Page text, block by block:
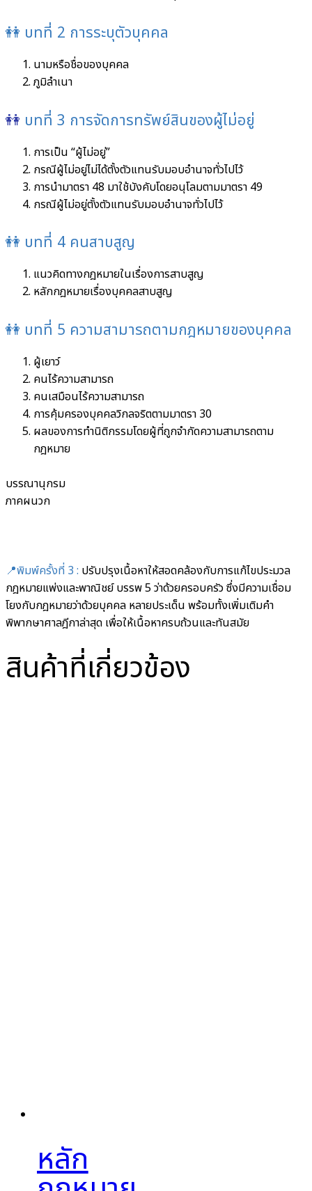
👭 บทที่ 2 การระบุตัวบุคคล
นามหรือชื่อของบุคคล
ภูมิลำเนา
👭 บทที่ 3 การจัดการทรัพย์สินของผู้ไม่อยู่
การเป็น “ผู้ไม่อยู่”
กรณีผู้ไม่อยู่ไม่ได้ตั้งตัวแทนรับมอบอำนาจทั่วไปไว้
การนำมาตรา 48 มาใช้บังคับโดยอนุโลมตามมาตรา 49
กรณีผู้ไม่อยู่ตั้งตัวแทนรับมอบอำนาจทั่วไปไว้
👭 บทที่ 4 คนสาบสูญ
แนวคิดทางกฎหมายในเรื่องการสาบสูญ
หลักกฎหมายเรื่องบุคคลสาบสูญ
👭 บทที่ 5 ความสามารถตามกฎหมายของบุคคล
ผู้เยาว์
คนไร้ความสามารถ
คนเสมือนไร้ความสามารถ
การคุ้มครองบุคคลวิกลจริตตามมาตรา 30
ผลของการทำนิติกรรมโดยผู้ที่ถูกจำกัดความสามารถตาม
กฎหมาย
บรรณานุกรม
ภาคผนวก
📍พิมพ์ครั้งที่ 3 : ปรับปรุงเนื้อหาให้สอดคล้องกับการแก้ไขประมวล
กฎหมายแพ่งและพาณิชย์ บรรพ 5 ว่าด้วยครอบครัว ซึ่งมีความเชื่อม
โยงกับกฎหมายว่าด้วยบุคคล หลายประเด็น พร้อมทั้งเพิ่มเติมคำ
พิพากษาศาลฎีกาล่าสุด เพื่อให้เนื้อหาครบถ้วนและทันสมัย
สินค้าที่เกี่ยวข้อง
หลัก